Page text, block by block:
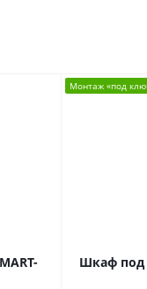
Монтаж «под
Шкаф под